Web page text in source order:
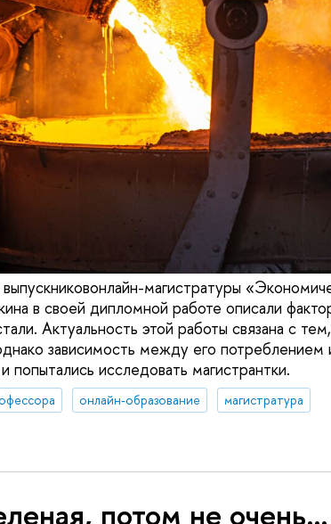
магистратуры
в своей дипломной работе описали
Актуальность этой работы связана с
зависимость между его
исследовать магистрантки.
онлайн-образование
магистратура
потом не